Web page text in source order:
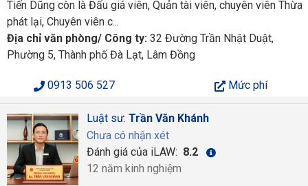
Tiến Dũng còn là Đấu giá viên, Quản tài viên, chuyên viên Thừa
phát lại, Chuyên viên c...
Địa chỉ văn phòng/ Công ty: 32 Đường Trần Nhật Duật,
Phường 5, Thành phố Đà Lạt, Lâm Đồng
0913 506 527 Mức phí
Luật sư: Trần Văn Khánh
Chưa có nhận xét
Đánh giá của iLAW: 8.2
12 năm kinh nghiệm